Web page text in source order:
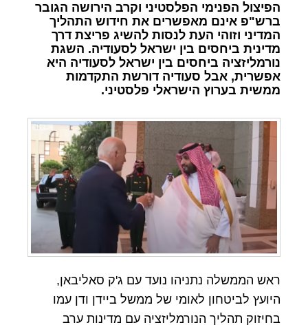
הפיצול הפנימי הפלסטיני וקרב הירושה הגובר
ברש"פ אינם מאפשרים את חידוש התהליך
המדיני וזוהי העת לנסות להשיג פריצת דרך
מדינית ביחסים בין ישראל לסעודיה. השגת
נורמליזציה ביחסים בין ישראל לסעודיה היא
אפשרית, אבל סעודיה דורשת התקדמות
ממשית בערוץ הישראלי פלסטיני.
ראש הממשלה נתניהו נועד עם ג'ק סאליבאן,
היועץ לביטחון לאומי של ממשל ביידן ודן עמו
בחיזוק תהליך הנורמליזציה עם מדינות ערב